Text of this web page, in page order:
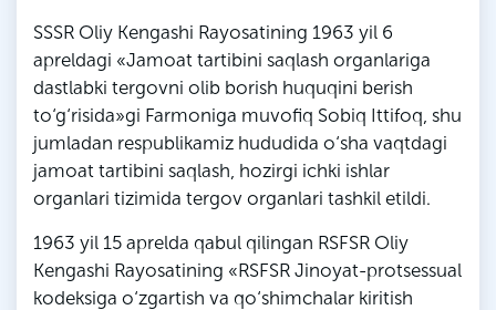
SSSR Oliy Kengashi Rayosatining 1963 yil 6
apreldagi «Jamoat tartibini saqlash organlariga
dastlabki tergovni olib borish huquqini berish
to‘g‘risida»gi Farmoniga muvofiq Sobiq Ittifoq, shu
jumladan respublikamiz hududida o‘sha vaqtdagi
jamoat tartibini saqlash, hozirgi ichki ishlar
organlari tizimida tergov organlari tashkil etildi.
1963 yil 15 aprelda qabul qilingan RSFSR Oliy
Kengashi Rayosatining «RSFSR Jinoyat-protsessual
kodeksiga o‘zgartish va qo‘shimchalar kiritish